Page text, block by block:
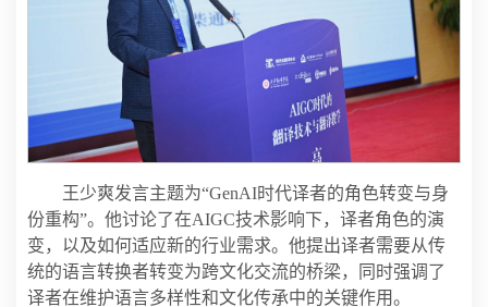
王少爽发言主题为“GenAI时代译者的角色转变与身
份重构”。他讨论了在AIGC技术影响下，译者角色的演
变，以及如何适应新的行业需求。他提出译者需要从传
统的语言转换者转变为跨文化交流的桥梁，同时强调了
译者在维护语言多样性和文化传承中的关键作用。